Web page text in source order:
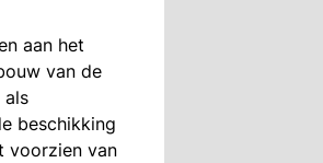
aan het
van de
als
beschikking
voorzien van